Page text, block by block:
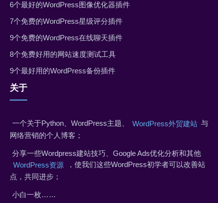
6个最好的WordPress图像优化器插件
7个免费的WordPress星级评分插件
9个免费的WordPress在线聊天插件
8个免费好用的网站速度测试工具
9个最好用的WordPress备份插件
关于
一个关于Python、WordPress主题、 WordPress外贸建站 与
网络营销的个人博客；
分享一些Wordpress建站技巧、Google Ads优化分析和其他
WordPress资源
，使我们这些WordPress初学者可以改善站
点，共同进步；
小白一枚……